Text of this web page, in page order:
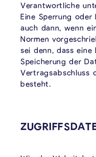
Verantwortliche
Eine Sperrung
auch dann, wenn
Normen
sei denn, dass
Speicherung der
Vertragsabschluss
besteht.